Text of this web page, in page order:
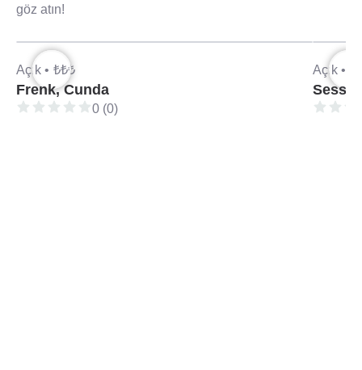
göz atın!
Açık • ₺₺₺
Frenk, Cunda
0 (0)
Açık •
Sess,